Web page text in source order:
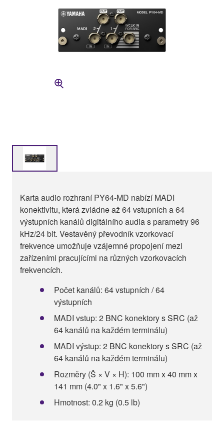
Karta audio rozhraní PY64-MD nabízí MADI
konektivitu, která zvládne až 64 vstupních a 64
výstupních kanálů digitálního audia s parametry 96
kHz/24 bit. Vestavěný převodník vzorkovací
frekvence umožňuje vzájemné propojení mezi
zařízeními pracujícími na různých vzorkovacích
frekvencích.
Počet kanálů: 64 vstupních / 64
výstupních
MADI vstup: 2 BNC konektory s SRC (až
64 kanálů na každém terminálu)
MADI výstup: 2 BNC konektory s SRC (až
64 kanálů na každém terminálu)
Rozměry (Š × V × H): 100 mm x 40 mm x
141 mm (4.0" x 1.6" x 5.6")
Hmotnost: 0.2 kg (0.5 lb)